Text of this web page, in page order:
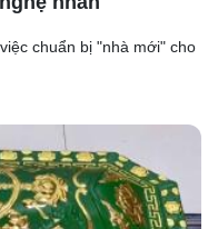
chuẩn bị "nhà mới" cho